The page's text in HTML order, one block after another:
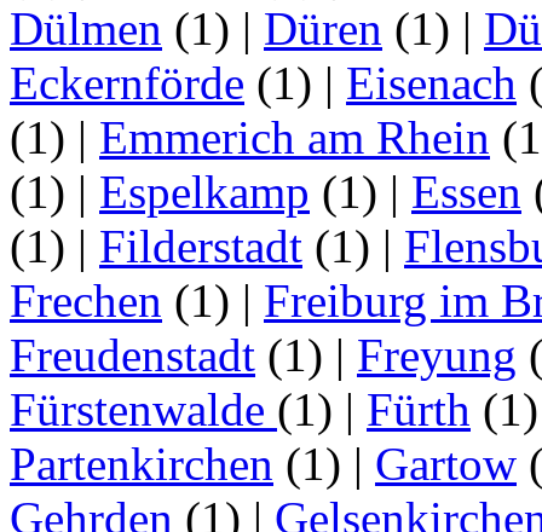
Dülmen (1) | Düren (1) |
Eckernförde (1) | Eisenach
(1) | Emmerich am Rhein
(1) | Espelkamp (1) | Essen
(1) | Filderstadt (1) |
Frechen (1) | Freiburg im
Freudenstadt (1) | Freyung
Fürstenwalde (1) | Fürth
Partenkirchen (1) | Gartow
Gehrden (1) |